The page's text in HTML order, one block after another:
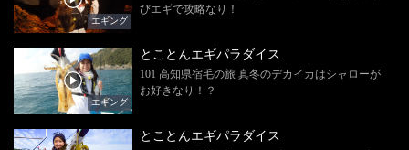
エギング
びエギで攻略なり！
エギング
とことんエギパラダイス
101 高知県宿毛の旅 真冬のデカイカはシャローが
お好きなり！？
とことんエギパラダイス